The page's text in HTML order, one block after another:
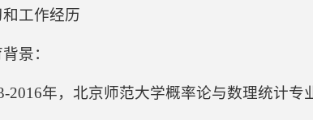
工作经历
景：
2016年，北京师范大学概率论与数理统计专